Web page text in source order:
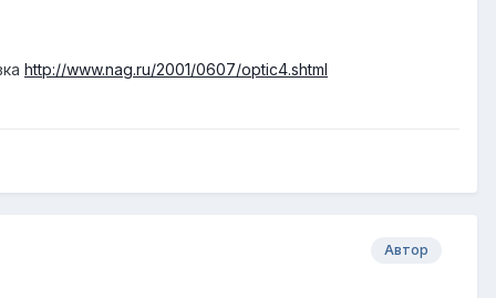
http://www.nag.ru/2001/0607/optic4.shtml
Автор